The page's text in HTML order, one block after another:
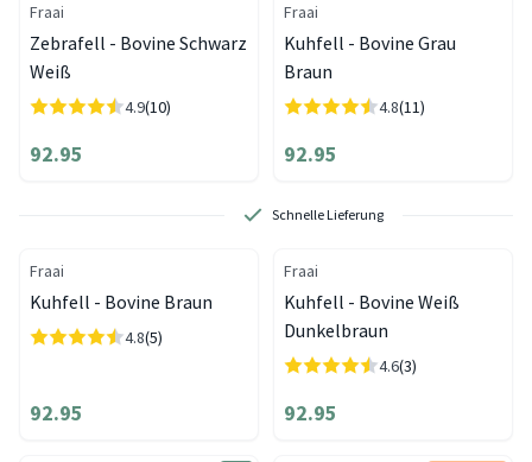
Fraai
Zebrafell - Bovine Schwarz
Weiß
4.9(10)
92.95
Fraai
Kuhfell - Bovine Grau
Braun
4.8(11)
92.95
Schnelle Lieferung
Fraai
Kuhfell - Bovine Braun
4.8(5)
92.95
Fraai
Kuhfell - Bovine Weiß
Dunkelbraun
4.6(3)
92.95